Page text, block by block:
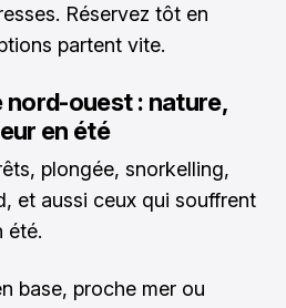
Réservez tôt en
partent vite.
nord-ouest : nature,
en été
plongée, snorkelling,
et aussi ceux qui souffrent
été.
base, proche mer ou